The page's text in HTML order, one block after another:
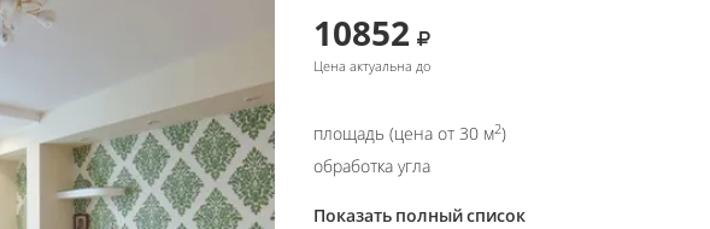
10852
Цена актуальна до
площадь (цена от 30 м2)
обработка угла
Показать полный список